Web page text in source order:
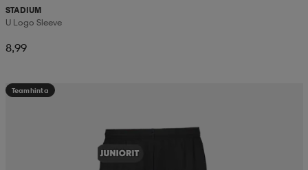
STADIUM
U Logo Sleeve
8,99
Teamhinta